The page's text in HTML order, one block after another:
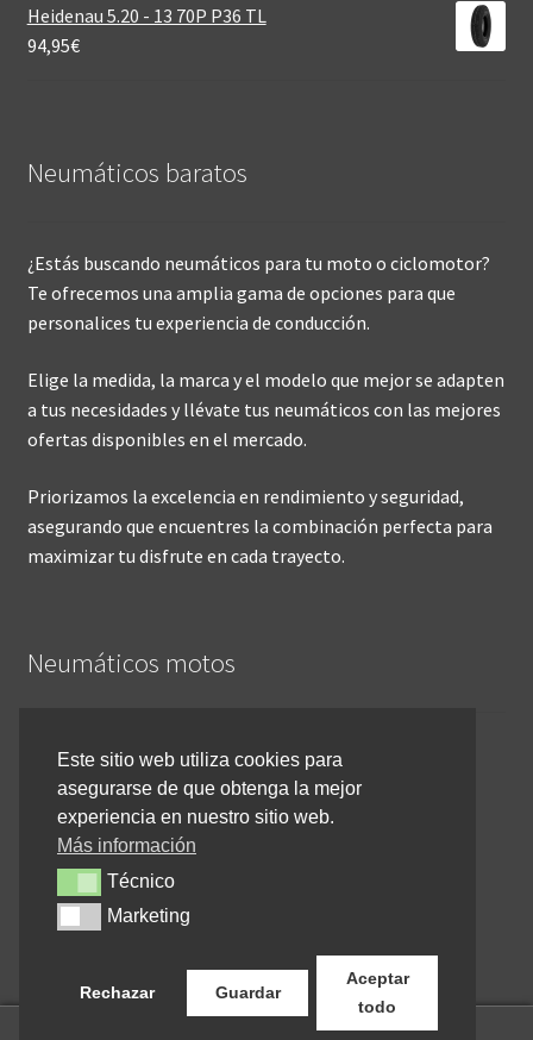
Heidenau 5.20 - 13 70P P36 TL
94,95€
Neumáticos baratos
¿Estás buscando neumáticos para tu moto o ciclomotor?
Te ofrecemos una amplia gama de opciones para que
personalices tu experiencia de conducción.
Elige la medida, la marca y el modelo que mejor se adapten
a tus necesidades y llévate tus neumáticos con las mejores
ofertas disponibles en el mercado.
Priorizamos la excelencia en rendimiento y seguridad,
asegurando que encuentres la combinación perfecta para
maximizar tu disfrute en cada trayecto.
Neumáticos motos
Inicio
Cómo comprar online
Devoluciones y reembolsos
Cancelar pedido
Contacto
Este sitio web utiliza cookies para
asegurarse de que obtenga la mejor
experiencia en nuestro sitio web.
Más información
TécnicoTécnico
MarketingMarketing
Rechazar Guardar
Aceptar
todo